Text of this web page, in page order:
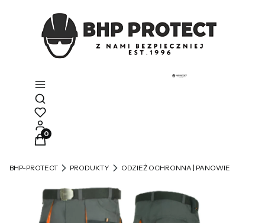
Otwórz wyszukiwarkę
Produkty w koszyku: 0. Zobacz szczegóły
BHP-PROTECT PRODUKTY ODZIEŻ OCHRONNA | PANOWIE